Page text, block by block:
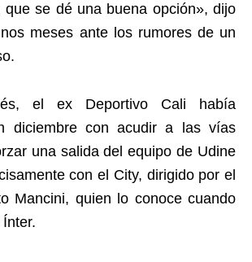
que se dé una buena opción», dijo
meses ante los rumores de un
el ex Deportivo Cali había
diciembre con acudir a las vías
una salida del equipo de Udine
con el City, dirigido por el
Mancini, quien lo conoce cuando